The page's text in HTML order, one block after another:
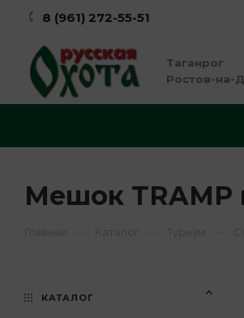
8 (961) 272-55-51
Таганрог
Ростов-на-
Мешок TRAMP
КАТАЛОГ